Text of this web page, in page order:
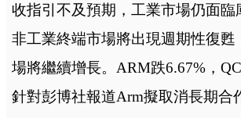
收指引不及預期，工業市場仍面臨
非工業終端市場將出現週期性復甦
場將繼續增長。ARM跌6.67%，
針對彭博社報道Arm擬取消長期合